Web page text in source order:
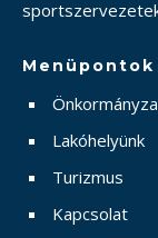
Menüpontok
Lakóhelyünk
Turizmus
Kapcsolat